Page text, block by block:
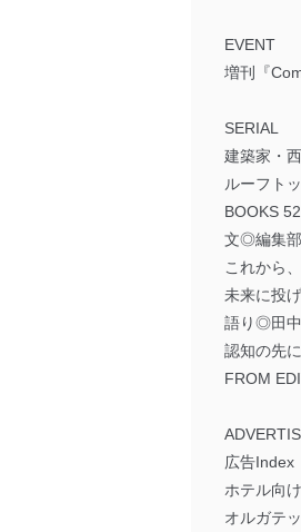
EVENT
増刊『
SERIAL
建築家・
ルーフト
BOOKS 52
文◎編集部
これから
未来に投
語り◎田
認知の先
FROM
広告Index
ホテル向
オルガテ